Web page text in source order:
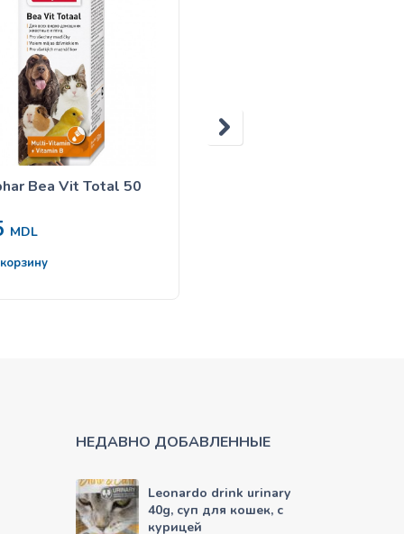
Bea Vit Total 50
MDL
НЕДАВНО ДОБАВЛЕННЫЕ
Leonardo drink urinary
40g, суп для кошек, с
курицей